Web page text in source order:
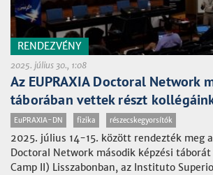
RENDEZVÉNY
2025. július 30., 1:08
Az EUPRAXIA Doctoral Network
táborában vettek részt
EuPRAXIA-DN fizika részecskegyorsítók
2025. július 14-15. között rendezték meg
Doctoral Network második képzési táborát
Camp II) Lisszabonban, az Instituto